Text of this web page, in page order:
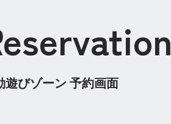
遊びゾーン 予約画面